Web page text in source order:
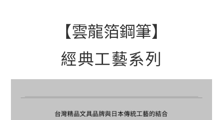
【雲龍箔鋼筆】
經典工藝系列